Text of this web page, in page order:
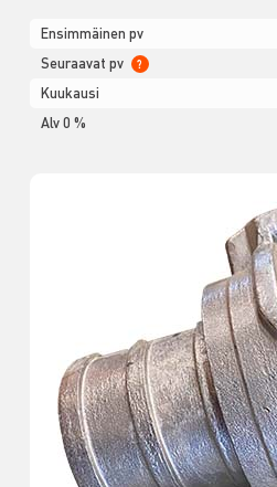
Ensimmäinen pv
Seuraavat pv ?
Kuukausi
Alv 0 %